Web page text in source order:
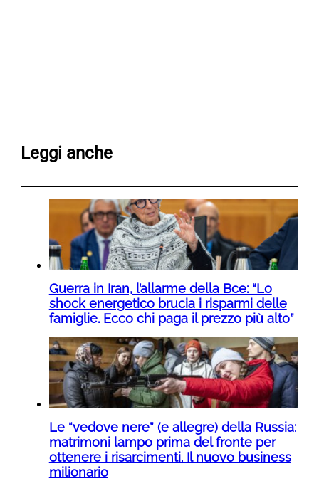
Leggi anche
Guerra in Iran, l’allarme della Bce: “Lo
shock energetico brucia i risparmi delle
famiglie. Ecco chi paga il prezzo più alto”
Le “vedove nere” (e allegre) della Russia:
matrimoni lampo prima del fronte per
ottenere i risarcimenti. Il nuovo business
milionario